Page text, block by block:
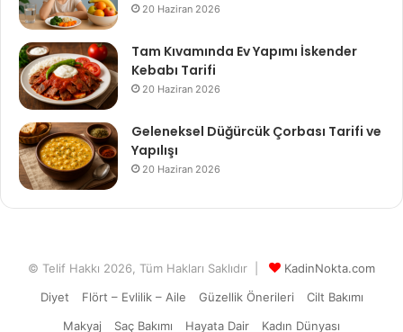
20 Haziran 2026
Tam Kıvamında Ev Yapımı İskender
Kebabı Tarifi
20 Haziran 2026
Geleneksel Düğürcük Çorbası Tarifi ve
Yapılışı
20 Haziran 2026
© Telif Hakkı 2026, Tüm Hakları Saklıdır |
KadinNokta.com
Diyet
Flört – Evlilik – Aile Güzellik Önerileri
Cilt Bakımı
Makyaj
Saç Bakımı Hayata Dair Kadın Dünyası